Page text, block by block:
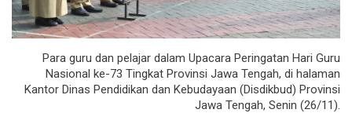
Para guru dan pelajar dalam Upacara Peringatan Hari Guru
Nasional ke-73 Tingkat Provinsi Jawa Tengah, di halaman
Kantor Dinas Pendidikan dan Kebudayaan (Disdikbud) Provinsi
Jawa Tengah, Senin (26/11).